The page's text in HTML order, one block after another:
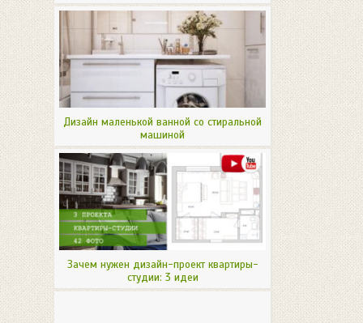
Дизайн маленькой ванной со стиральной
машиной
Зачем нужен дизайн-проект квартиры-
студии: 3 идеи